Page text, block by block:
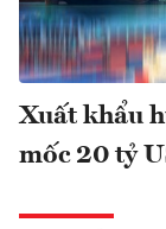
Xuất khẩu
mốc 20 tỷ